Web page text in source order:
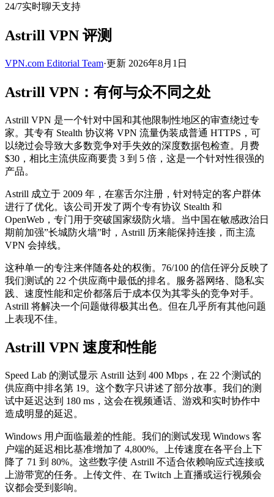
24/7实时聊天支持
Astrill VPN 评测
VPN.com Editorial Team·更新 2026年8月1日
Astrill VPN：有何与众不同之处
Astrill VPN 是一个针对中国和其他限制性地区的审查绕过专
家。其专有 Stealth 协议将 VPN 流量伪装成普通 HTTPS，可
以绕过会导致大多数竞争对手失效的深度数据包检查。月费
$30，相比主流供应商要贵 3 到 5 倍，这是一个针对性很强的
产品。
Astrill 成立于 2009 年，在塞舌尔注册，针对特定的客户群体
进行了优化。该公司开发了两个专有协议 Stealth 和
OpenWeb，专门用于突破国家级防火墙。当中国在敏感政治日
期前加强”长城防火墙”时，Astrill 历来能保持连接，而主流
VPN 会掉线。
这种单一的专注来伴随各处的权衡。76/100 的信任评分反映了
我们测试的 22 个供应商中最低的排名。服务器网络、隐私实
践、速度性能和定价都落后于成本仅为其零头的竞争对手。
Astrill 将解决一个问题做得极其出色。但在几乎所有其他问题
上表现不佳。
Astrill VPN 速度和性能
Speed Lab 的测试显示 Astrill 达到 400 Mbps，在 22 个测试的
供应商中排名第 19。这个数字只讲述了部分故事。我们的测
试中延迟达到 180 ms，这会在视频通话、游戏和实时协作中
造成明显的延迟。
Windows 用户面临最差的性能。我们的测试发现 Windows 客
户端的延迟相比基准增加了 4,800%。上传速度在各平台上下
降了 71 到 80%。这些数字使 Astrill 不适合依赖响应式连接或
上游带宽的任务。上传文件、在 Twitch 上直播或运行视频会
议都会受到影响。